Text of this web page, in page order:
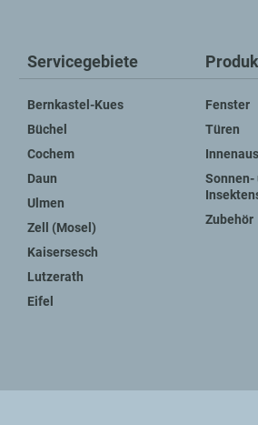
Servicegebiete
Bernkastel-Kues
Büchel
Cochem
Daun
Ulmen
Zell (Mosel)
Kaisersesch
Lutzerath
Eifel
Fenster
Türen
Sonnen-
Zubehör